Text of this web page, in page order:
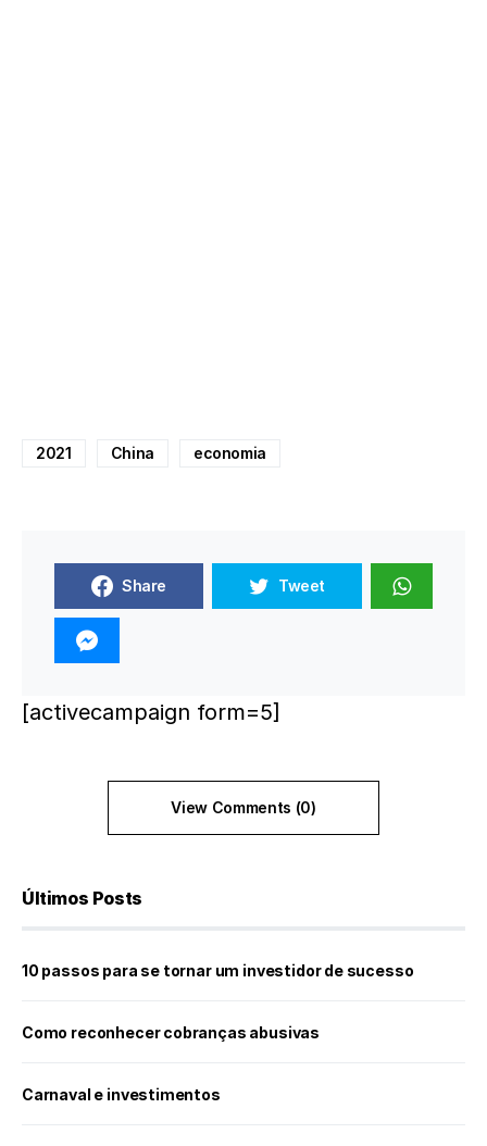
2021 China economia
Share Tweet
[activecampaign form=5]
View Comments (0)
Últimos Posts
10 passos para se tornar um investidor de sucesso
Como reconhecer cobranças abusivas
Carnaval e investimentos